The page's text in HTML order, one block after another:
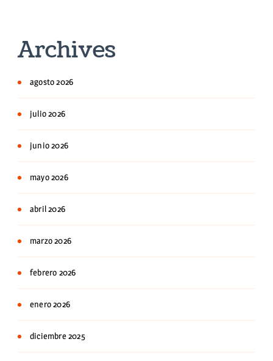
Archives
agosto 2026
julio 2026
junio 2026
mayo 2026
abril 2026
marzo 2026
febrero 2026
enero 2026
diciembre 2025